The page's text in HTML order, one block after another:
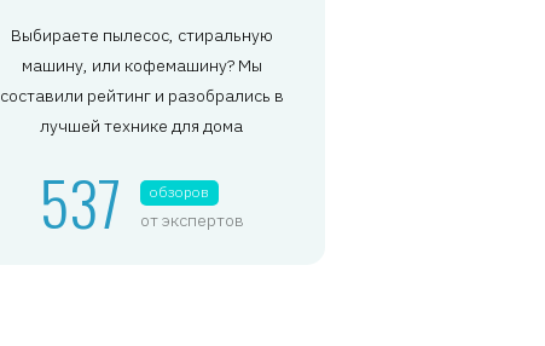
Выбираете пылесос, стиральную
машину, или кофемашину? Мы
составили рейтинг и разобрались в
лучшей технике для дома
537 обзоров
от экспертов